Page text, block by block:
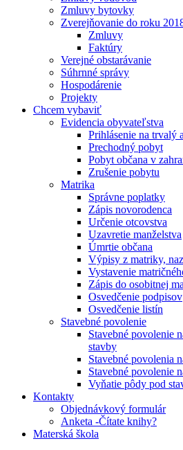
Zmluvy bytovky
Zverejňovanie do roku
Zmluvy
Faktúry
Verejné obstarávanie
Súhrnné správy
Hospodárenie
Projekty
Chcem vybaviť
Evidencia obyvateľstva
Prihlásenie na trvalý
Prechodný pobyt
Pobyt občana v
Zrušenie pobytu
Matrika
Správne poplatky
Zápis novorodenca
Určenie otcovstva
Uzavretie manželstva
Úmrtie občana
Výpisy z matriky,
Vystavenie
Zápis do osobitnej
Osvedčenie podpisov
Osvedčenie listín
Stavebné povolenie
Stavebné povolenie
stavby
Stavebné povolenia
Stavebné povolenie
Vyňatie pôdy pod
Kontakty
Objednávkový formulár
Anketa -Čítate knihy?
Materská škola